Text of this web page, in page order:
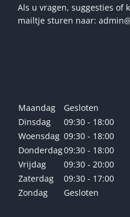
Als u vragen, suggesties of
mailtje sturen naar:
Maandag
Gesloten
Dinsdag
09:30 - 18:00
Woensdag 09:30 - 18:00
Donderdag09:30 - 18:00
Vrijdag
09:30 - 20:00
Zaterdag
09:30 - 17:00
Zondag
Gesloten